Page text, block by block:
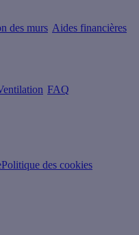
des murs Aides financières
FAQ
Politique des cookies